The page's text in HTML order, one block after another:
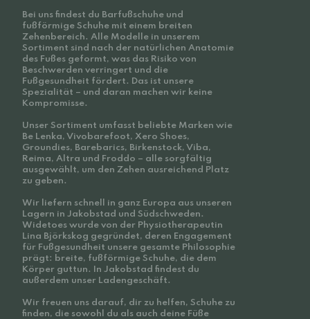
Bei uns findest du Barfußschuhe und
fußförmige Schuhe mit einem breiten
Zehenbereich. Alle Modelle in unserem
Sortiment sind nach der natürlichen Anatomie
des Fußes geformt, was das Risiko von
Beschwerden verringert und die
Fußgesundheit fördert. Das ist unsere
Spezialität – und daran machen wir keine
Kompromisse.
Unser Sortiment umfasst beliebte Marken wie
Be Lenka, Vivobarefoot, Xero Shoes,
Groundies, Barebarics, Birkenstock, Viba,
Reima, Altra und Froddo – alle sorgfältig
ausgewählt, um den Zehen ausreichend Platz
zu geben.
Wir liefern schnell in ganz Europa aus unseren
Lagern in Jakobstad und Südschweden.
Widetoes wurde von der Physiotherapeutin
Lina Björkskog gegründet, deren Engagement
für Fußgesundheit unsere gesamte Philosophie
prägt: breite, fußförmige Schuhe, die dem
Körper guttun. In Jakobstad findest du
außerdem unser Ladengeschäft.
Wir freuen uns darauf, dir zu helfen, Schuhe zu
finden, die sowohl du als auch deine Füße